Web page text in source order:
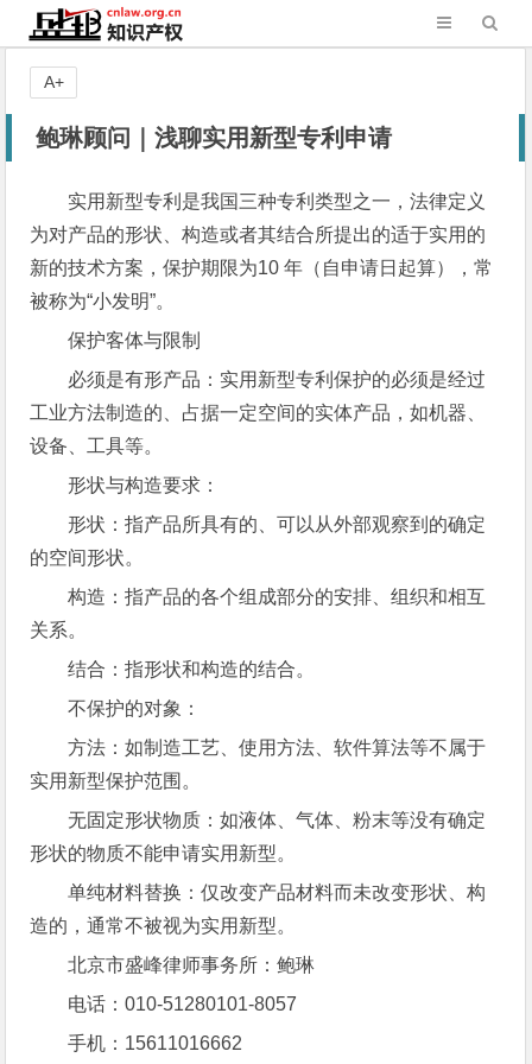
鲍琳顾问｜浅聊实用新型专利申请
实用新型专利是我国三种专利类型之一，法律定义
为对产品的形状、构造或者其结合所提出的适于实用的
新的技术方案，保护期限为10 年（自申请日起算），常
被称为“小发明”。
保护客体与限制
必须是有形产品：实用新型专利保护的必须是经过
工业方法制造的、占据一定空间的实体产品，如机器、
设备、工具等。
形状与构造要求：
形状：指产品所具有的、可以从外部观察到的确定
的空间形状。
构造：指产品的各个组成部分的安排、组织和相互
关系。
结合：指形状和构造的结合。
不保护的对象：
方法：如制造工艺、使用方法、软件算法等不属于
实用新型保护范围。
无固定形状物质：如液体、气体、粉末等没有确定
形状的物质不能申请实用新型。
单纯材料替换：仅改变产品材料而未改变形状、构
造的，通常不被视为实用新型。
北京市盛峰律师事务所：鲍琳
电话：010-51280101-8057
手机：15611016662
A+